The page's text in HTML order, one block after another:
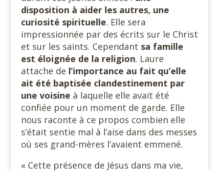
disposition à aider les autres, une
curiosité spirituelle. Elle sera
impressionnée par des écrits sur le Christ
et sur les saints. Cependant sa famille
est éloignée de la religion. Laure
attache de l’importance au fait qu’elle
ait été baptisée clandestinement par
une voisine à laquelle elle avait été
confiée pour un moment de garde. Elle
nous raconte à ce propos combien elle
s’était sentie mal à l’aise dans des messes
où ses grand-mères l’avaient emmené.
« Cette présence de Jésus dans ma vie,